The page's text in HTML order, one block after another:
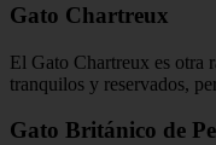
Gato Chartreux
El Gato Chartreux es otra
tranquilos y reservados,
Gato Británico de